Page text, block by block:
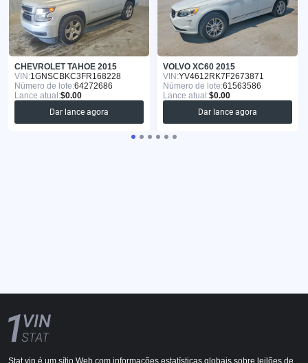
CHEVROLET TAHOE 2015
VIN:1GNSCBKC3FR168228
Número de lote:64272686
Lance atual:$0.00
Dar lance agora
VOLVO XC60 2015
VIN:YV4612RK7F2673871
Número de lote:61563586
Lance atual:$0.00
Dar lance agora
Stat.vin é um sítio Web com informações estatísticas globais sobre leilões de